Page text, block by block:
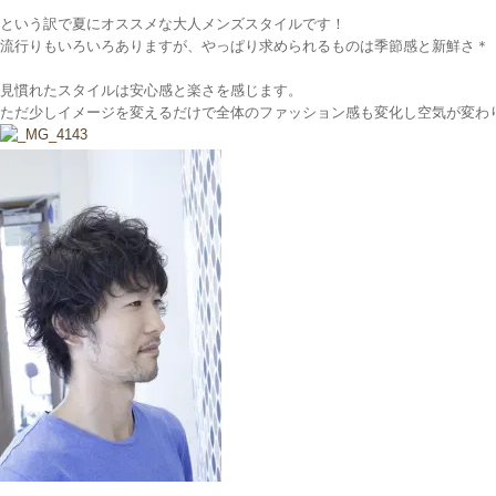
という訳で夏にオススメな大人メンズスタイルです！
流行りもいろいろありますが、やっぱり求められるものは季節感と新鮮さ＊
見慣れたスタイルは安心感と楽さを感じます。
ただ少しイメージを変えるだけで全体のファッション感も変化し空気が変わ